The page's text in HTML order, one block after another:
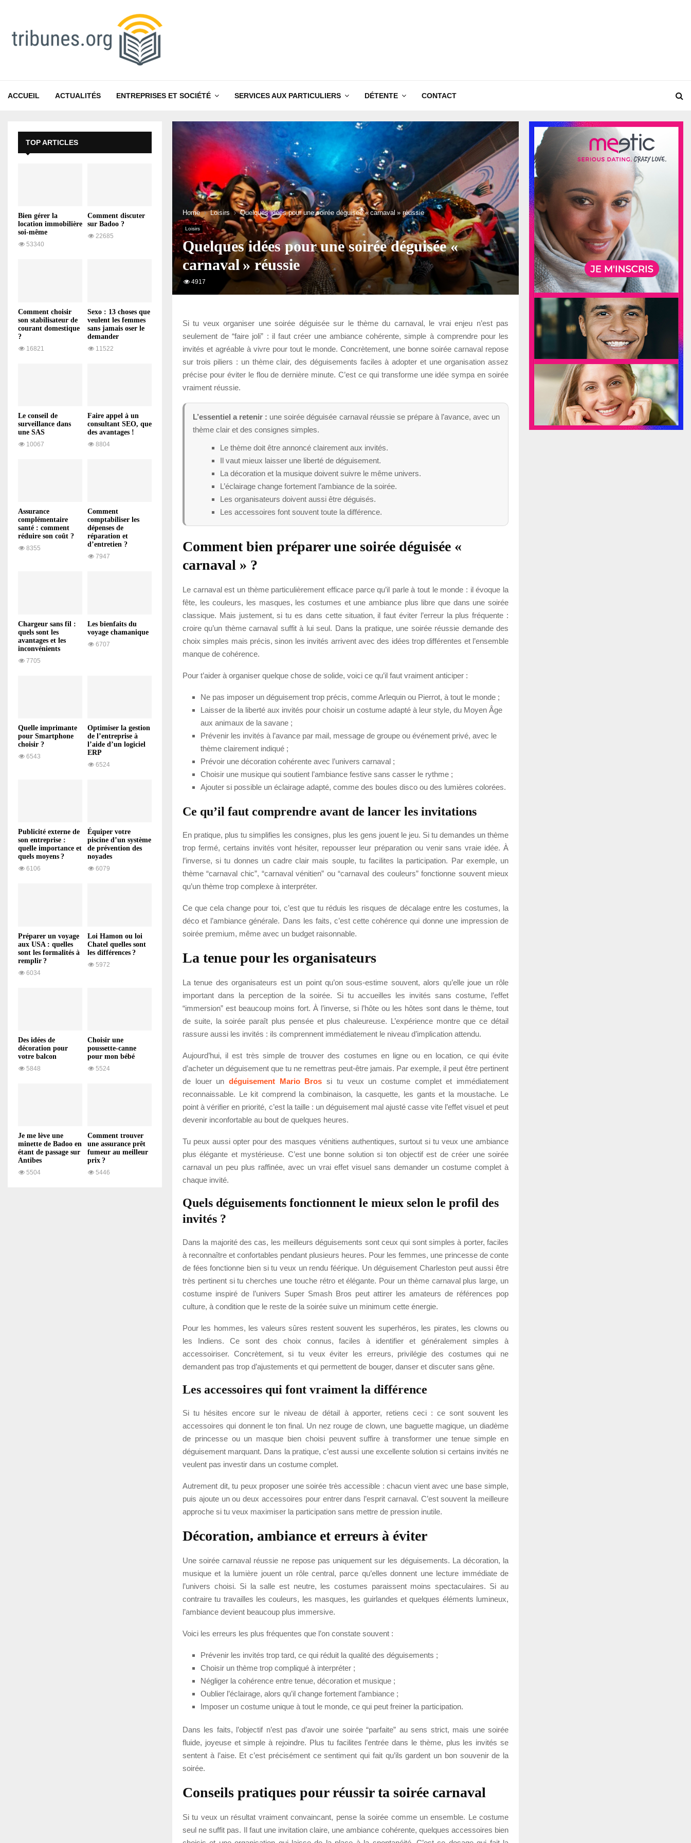
ACCUEIL ACTUALITÉS ENTREPRISES ET SOCIÉTÉ SERVICES AUX PARTICULIERS DÉTENTE CONTACT
Home Loisirs Quelques idées pour une soirée déguisée « carnaval » réussie
Loisirs
Quelques idées pour une soirée déguisée «
carnaval » réussie
4917
Si tu veux organiser une soirée déguisée sur le thème du carnaval, le vrai enjeu n’est pas
seulement de “faire joli” : il faut créer une ambiance cohérente, simple à comprendre pour les
invités et agréable à vivre pour tout le monde. Concrètement, une bonne soirée carnaval repose
sur trois piliers : un thème clair, des déguisements faciles à adopter et une organisation assez
précise pour éviter le flou de dernière minute. C’est ce qui transforme une idée sympa en soirée
vraiment réussie.
L’essentiel a retenir : une soirée déguisée carnaval réussie se prépare à l’avance, avec un
thème clair et des consignes simples.
Le thème doit être annoncé clairement aux invités.
Il vaut mieux laisser une liberté de déguisement.
La décoration et la musique doivent suivre le même univers.
L’éclairage change fortement l’ambiance de la soirée.
Les organisateurs doivent aussi être déguisés.
Les accessoires font souvent toute la différence.
Comment bien préparer une soirée déguisée «
carnaval » ?
Le carnaval est un thème particulièrement efficace parce qu’il parle à tout le monde : il évoque la
fête, les couleurs, les masques, les costumes et une ambiance plus libre que dans une soirée
classique. Mais justement, si tu es dans cette situation, il faut éviter l’erreur la plus fréquente :
croire qu’un thème carnaval suffit à lui seul. Dans la pratique, une soirée réussie demande des
choix simples mais précis, sinon les invités arrivent avec des idées trop différentes et l’ensemble
manque de cohérence.
Pour t’aider à organiser quelque chose de solide, voici ce qu’il faut vraiment anticiper :
Ne pas imposer un déguisement trop précis, comme Arlequin ou Pierrot, à tout le monde ;
Laisser de la liberté aux invités pour choisir un costume adapté à leur style, du Moyen Âge
aux animaux de la savane ;
Prévenir les invités à l’avance par mail, message de groupe ou événement privé, avec le
thème clairement indiqué ;
Prévoir une décoration cohérente avec l’univers carnaval ;
Choisir une musique qui soutient l’ambiance festive sans casser le rythme ;
Ajouter si possible un éclairage adapté, comme des boules disco ou des lumières colorées.
Ce qu’il faut comprendre avant de lancer les invitations
En pratique, plus tu simplifies les consignes, plus les gens jouent le jeu. Si tu demandes un thème
trop fermé, certains invités vont hésiter, repousser leur préparation ou venir sans vraie idée. À
l’inverse, si tu donnes un cadre clair mais souple, tu facilites la participation. Par exemple, un
thème “carnaval chic”, “carnaval vénitien” ou “carnaval des couleurs” fonctionne souvent mieux
qu’un thème trop complexe à interpréter.
Ce que cela change pour toi, c’est que tu réduis les risques de décalage entre les costumes, la
déco et l’ambiance générale. Dans les faits, c’est cette cohérence qui donne une impression de
soirée premium, même avec un budget raisonnable.
La tenue pour les organisateurs
La tenue des organisateurs est un point qu’on sous-estime souvent, alors qu’elle joue un rôle
important dans la perception de la soirée. Si tu accueilles les invités sans costume, l’effet
“immersion” est beaucoup moins fort. À l’inverse, si l’hôte ou les hôtes sont dans le thème, tout
de suite, la soirée paraît plus pensée et plus chaleureuse. L’expérience montre que ce détail
rassure aussi les invités : ils comprennent immédiatement le niveau d’implication attendu.
Aujourd’hui, il est très simple de trouver des costumes en ligne ou en location, ce qui évite
d’acheter un déguisement que tu ne remettras peut-être jamais. Par exemple, il peut être pertinent
de louer undéguisement Mario Bros si tu veux un costume complet et immédiatement
reconnaissable. Le kit comprend la combinaison, la casquette, les gants et la moustache. Le
point à vérifier en priorité, c’est la taille : un déguisement mal ajusté casse vite l’effet visuel et peut
devenir inconfortable au bout de quelques heures.
Tu peux aussi opter pour des masques vénitiens authentiques, surtout si tu veux une ambiance
plus élégante et mystérieuse. C’est une bonne solution si ton objectif est de créer une soirée
carnaval un peu plus raffinée, avec un vrai effet visuel sans demander un costume complet à
chaque invité.
Quels déguisements fonctionnent le mieux selon le profil des
invités ?
Dans la majorité des cas, les meilleurs déguisements sont ceux qui sont simples à porter, faciles
à reconnaître et confortables pendant plusieurs heures. Pour les femmes, une princesse de conte
de fées fonctionne bien si tu veux un rendu féérique. Un déguisement Charleston peut aussi être
très pertinent si tu cherches une touche rétro et élégante. Pour un thème carnaval plus large, un
costume inspiré de l’univers Super Smash Bros peut attirer les amateurs de références pop
culture, à condition que le reste de la soirée suive un minimum cette énergie.
Pour les hommes, les valeurs sûres restent souvent les superhéros, les pirates, les clowns ou
les Indiens. Ce sont des choix connus, faciles à identifier et généralement simples à
accessoiriser. Concrètement, si tu veux éviter les erreurs, privilégie des costumes qui ne
demandent pas trop d’ajustements et qui permettent de bouger, danser et discuter sans gêne.
Les accessoires qui font vraiment la différence
Si tu hésites encore sur le niveau de détail à apporter, retiens ceci : ce sont souvent les
accessoires qui donnent le ton final. Un nez rouge de clown, une baguette magique, un diadème
de princesse ou un masque bien choisi peuvent suffire à transformer une tenue simple en
déguisement marquant. Dans la pratique, c’est aussi une excellente solution si certains invités ne
veulent pas investir dans un costume complet.
Autrement dit, tu peux proposer une soirée très accessible : chacun vient avec une base simple,
puis ajoute un ou deux accessoires pour entrer dans l’esprit carnaval. C’est souvent la meilleure
approche si tu veux maximiser la participation sans mettre de pression inutile.
Décoration, ambiance et erreurs à éviter
Une soirée carnaval réussie ne repose pas uniquement sur les déguisements. La décoration, la
musique et la lumière jouent un rôle central, parce qu’elles donnent une lecture immédiate de
l’univers choisi. Si la salle est neutre, les costumes paraissent moins spectaculaires. Si au
contraire tu travailles les couleurs, les masques, les guirlandes et quelques éléments lumineux,
l’ambiance devient beaucoup plus immersive.
Voici les erreurs les plus fréquentes que l’on constate souvent :
Prévenir les invités trop tard, ce qui réduit la qualité des déguisements ;
Choisir un thème trop compliqué à interpréter ;
Négliger la cohérence entre tenue, décoration et musique ;
Oublier l’éclairage, alors qu’il change fortement l’ambiance ;
Imposer un costume unique à tout le monde, ce qui peut freiner la participation.
Dans les faits, l’objectif n’est pas d’avoir une soirée “parfaite” au sens strict, mais une soirée
fluide, joyeuse et simple à rejoindre. Plus tu facilites l’entrée dans le thème, plus les invités se
sentent à l’aise. Et c’est précisément ce sentiment qui fait qu’ils gardent un bon souvenir de la
soirée.
Conseils pratiques pour réussir ta soirée carnaval
Si tu veux un résultat vraiment convaincant, pense la soirée comme un ensemble. Le costume
seul ne suffit pas. Il faut une invitation claire, une ambiance cohérente, quelques accessoires bien
TOP ARTICLES
Bien gérer la
location immobilière
soi-même
53340
Comment discuter
sur Badoo ?
22685
Comment choisir
son stabilisateur de
courant domestique
?
16821
Sexo : 13 choses que
veulent les femmes
sans jamais oser le
demander
11522
Le conseil de
surveillance dans
une SAS
10067
Faire appel à un
consultant SEO, que
des avantages !
8804
Assurance
complémentaire
santé : comment
réduire son coût ?
8355
Comment
comptabiliser les
dépenses de
réparation et
d’entretien ?
7947
Chargeur sans fil :
quels sont les
avantages et les
inconvénients
7705
Les bienfaits du
voyage chamanique
6707
Quelle imprimante
pour Smartphone
choisir ?
6543
Optimiser la gestion
de l’entreprise à
l’aide d’un logiciel
ERP
6524
Publicité externe de
son entreprise :
quelle importance et
quels moyens ?
6106
Équiper votre
piscine d’un système
de prévention des
noyades
6079
Préparer un voyage
aux USA : quelles
sont les formalités à
remplir ?
6034
Loi Hamon ou loi
Chatel quelles sont
les différences ?
5972
Des idées de
décoration pour
votre balcon
5848
Choisir une
poussette-canne
pour mon bébé
5524
Je me lève une
minette de Badoo en
étant de passage sur
Antibes
5504
Comment trouver
une assurance prêt
fumeur au meilleur
prix ?
5446